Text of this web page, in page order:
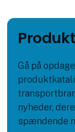
Gå på
nyheder,
spændende